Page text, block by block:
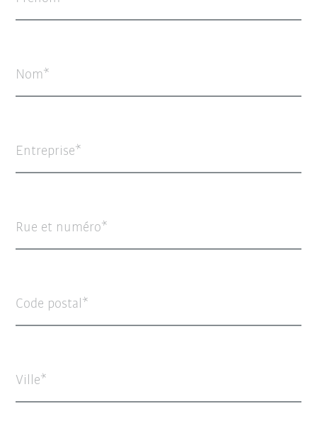
Nom
Entreprise
Rue et numéro
Code postal
Ville